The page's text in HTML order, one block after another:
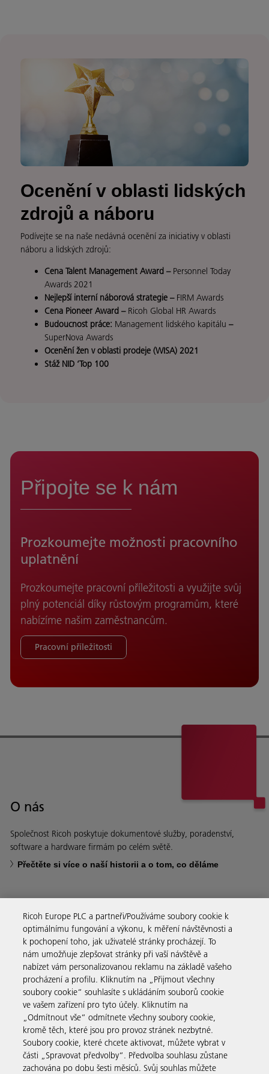
Ocenění v oblasti lidských
zdrojů a náboru
Podívejte se na naše nedávná ocenění za iniciativy v oblasti
náboru a lidských zdrojů:
Cena Talent Management Award –Personnel Today
Awards 2021
Nejlepší interní náborová strategie –FIRM Awards
Cena Pioneer Award –Ricoh Global HR Awards
Budoucnost práce: Management lidského kapitálu –
SuperNova Awards
Ocenění žen v oblasti prodeje (WISA) 2021
Stáž NID ‘Top 100
Připojte se k nám
Prozkoumejte možnosti pracovního
uplatnění
Prozkoumejte pracovní příležitosti a využijte svůj
plný potenciál díky růstovým programům, které
nabízíme našim zaměstnancům.
Pracovní příležitosti
O nás
Společnost Ricoh poskytuje dokumentové služby, poradenství,
software a hardware firmám po celém světě.
Přečtěte si více o naší historii a o tom, co děláme
Firemní řešení
Produkty a služby
Podpora a kontakt
Zdroje
Ricoh Europe PLC a partneři/Používáme soubory cookie k
optimálnímu fungování a výkonu, k měření návštěvnosti a
k pochopení toho, jak uživatelé stránky procházejí. To
nám umožňuje zlepšovat stránky při vaší návštěvě a
nabízet vám personalizovanou reklamu na základě vašeho
procházení a profilu. Kliknutím na „Přijmout všechny
soubory cookie“ souhlasíte s ukládáním souborů cookie
ve vašem zařízení pro tyto účely. Kliknutím na
„Odmítnout vše“ odmítnete všechny soubory cookie,
kromě těch, které jsou pro provoz stránek nezbytné.
Soubory cookie, které chcete aktivovat, můžete vybrat v
části „Spravovat předvolby“. Předvolba souhlasu zůstane
zachována po dobu šesti měsíců. Svůj souhlas můžete